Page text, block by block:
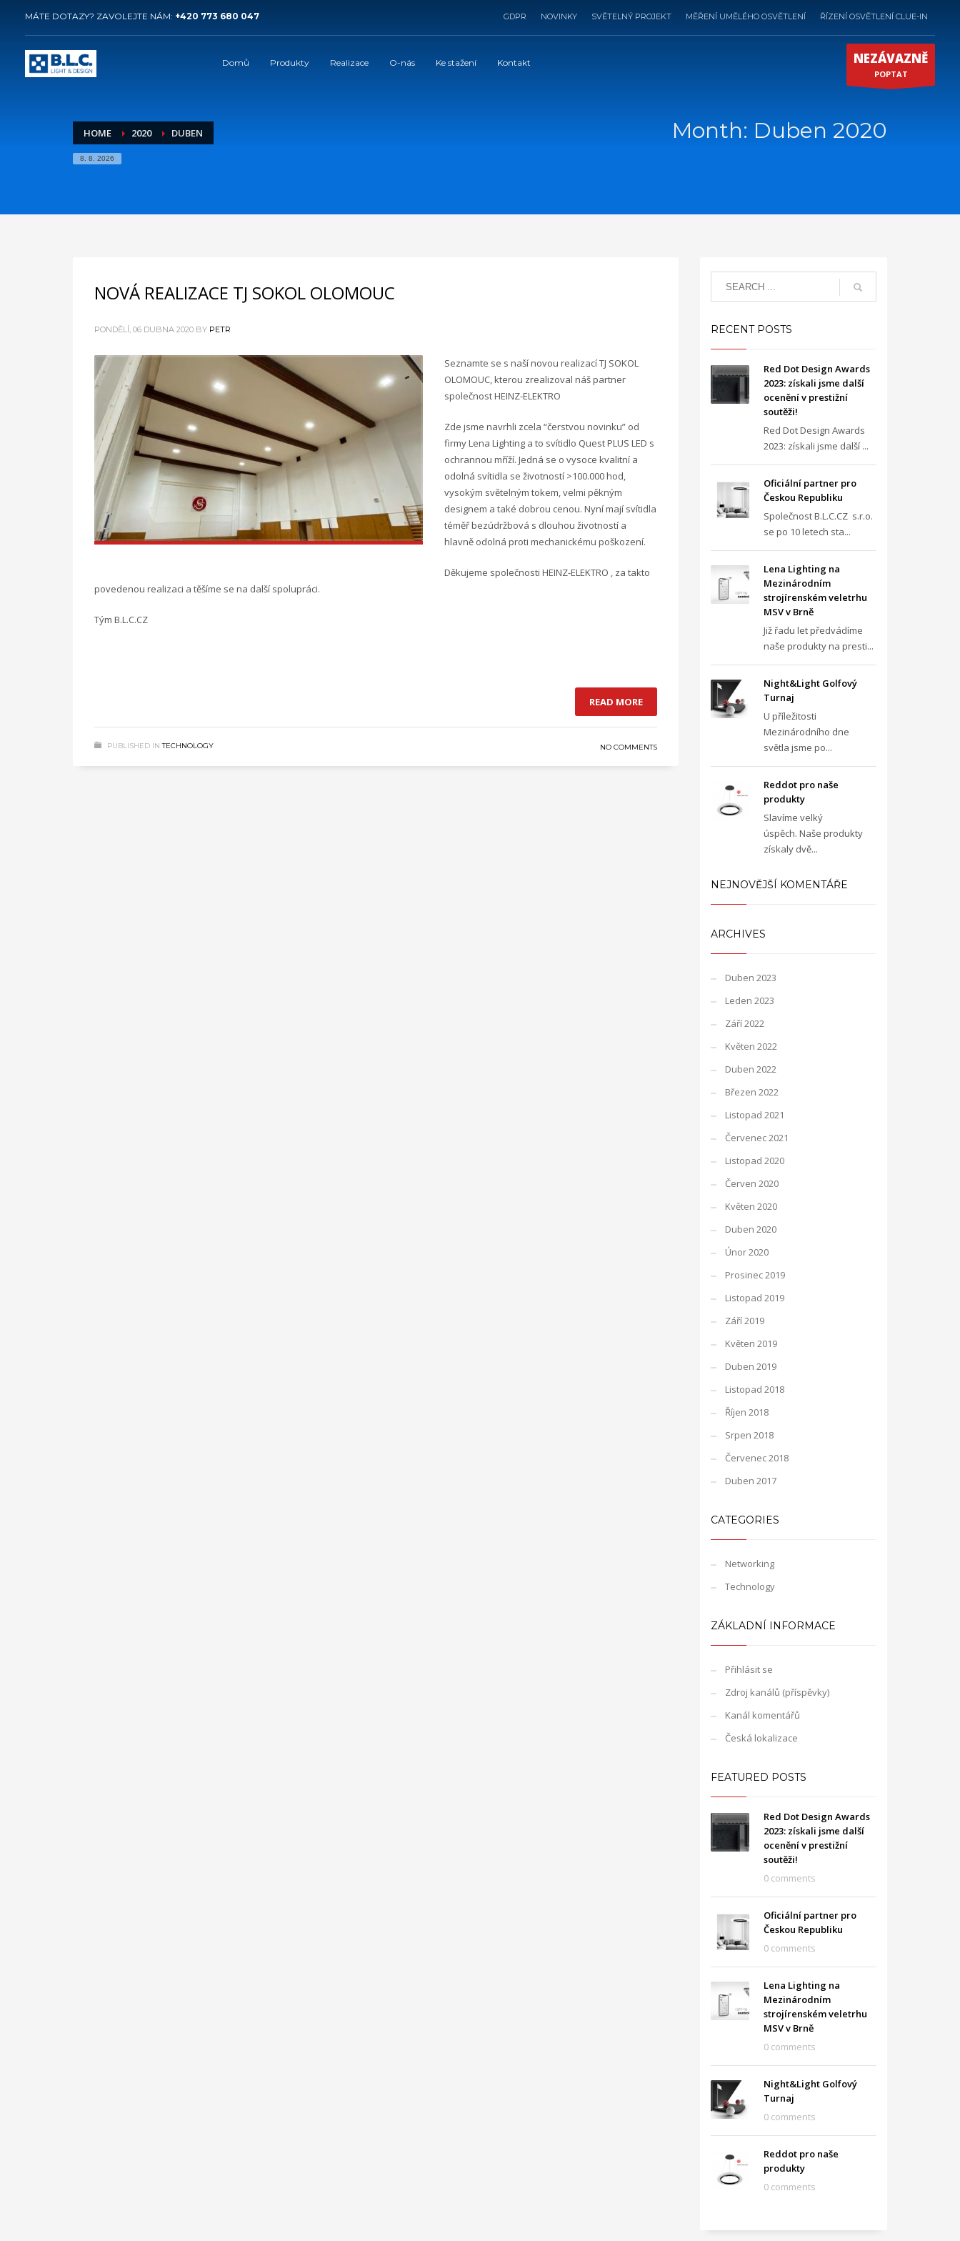
MÁTE DOTAZY? ZAVOLEJTE NÁM: +420 773 680 047 GDPR NOVINKY SVĚTELNÝ PROJEKT MĚŘENÍ UMĚLÉHO OSVĚTLENÍ ŘÍZENÍ OSVĚTLENÍ CLUE-IN
Domů Produkty Realizace O-nás Ke stažení Kontakt NEZÁVAZNĚ
POPTAT
HOME 2020 DUBEN
8. 8. 2026
Month: Duben 2020
NOVÁ REALIZACE TJ SOKOL OLOMOUC
PONDĚLÍ, 06 DUBNA 2020 BY PETR
Seznamte se s naší novou realizací TJ SOKOL
OLOMOUC, kterou zrealizoval náš partner
společnost HEINZ-ELEKTRO
Zde jsme navrhli zcela “čerstvou novinku” od
firmy Lena Lighting a to svítidlo Quest PLUS LED s
ochrannou mříží. Jedná se o vysoce kvalitní a
odolná svítidla se životností >100.000 hod,
vysokým světelným tokem, velmi pěkným
designem a také dobrou cenou. Nyní mají svítidla
téměř bezúdržbová s dlouhou životností a
hlavně odolná proti mechanickému poškození.
Děkujeme společnosti HEINZ-ELEKTRO , za takto
povedenou realizaci a těšíme se na další spolupráci.
Tým B.L.C.CZ
READ MORE
PUBLISHED IN TECHNOLOGY NO COMMENTS
RECENT POSTS
Red Dot Design Awards
2023: získali jsme další
ocenění v prestižní
soutěži!
Red Dot Design Awards
2023: získali jsme další ...
Oficiální partner pro
Českou Republiku
Společnost B.L.C.CZ s.r.o.
se po 10 letech sta...
Lena Lighting na
Mezinárodním
strojírenském veletrhu
MSV v Brně
Již řadu let předvádíme
naše produkty na presti...
Night&Light Golfový
Turnaj
U příležitosti
Mezinárodního dne
světla jsme po...
Reddot pro naše
produkty
Slavíme velký
úspěch. Naše produkty
získaly dvě...
NEJNOVĚJŠÍ KOMENTÁŘE
ARCHIVES
Duben 2023
Leden 2023
Září 2022
Květen 2022
Duben 2022
Březen 2022
Listopad 2021
Červenec 2021
Listopad 2020
Červen 2020
Květen 2020
Duben 2020
Únor 2020
Prosinec 2019
Listopad 2019
Září 2019
Květen 2019
Duben 2019
Listopad 2018
Říjen 2018
Srpen 2018
Červenec 2018
Duben 2017
CATEGORIES
Networking
Technology
ZÁKLADNÍ INFORMACE
Přihlásit se
Zdroj kanálů (příspěvky)
Kanál komentářů
Česká lokalizace
FEATURED POSTS
Red Dot Design Awards
2023: získali jsme další
ocenění v prestižní
soutěži!
0 comments
Oficiální partner pro
Českou Republiku
0 comments
Lena Lighting na
Mezinárodním
strojírenském veletrhu
MSV v Brně
0 comments
Night&Light Golfový
Turnaj
0 comments
Reddot pro naše
produkty
0 comments